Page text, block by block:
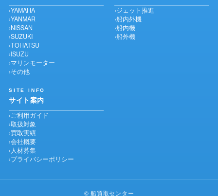
YAMAHA
YANMAR
NISSAN
SUZUKI
TOHATSU
ISUZU
マリンモーター
その他
ジェット推進
船内外機
船内機
船外機
SITE INFO
サイト案内
ご利用ガイド
取扱対象
買取実績
会社概要
人材募集
プライバシーポリシー
© 船買取センター